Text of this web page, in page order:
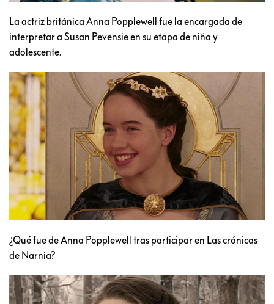
La actriz británica Anna Popplewell fue la encargada de
interpretar a Susan Pevensie en su etapa de niña y
adolescente.
¿Qué fue de Anna Popplewell tras participar en Las crónicas
de Narnia?